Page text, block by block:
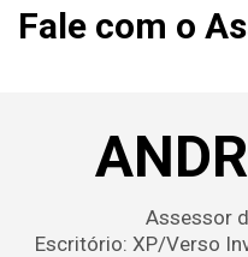
Fale com o
Assessor
Escritório: XP/Verso